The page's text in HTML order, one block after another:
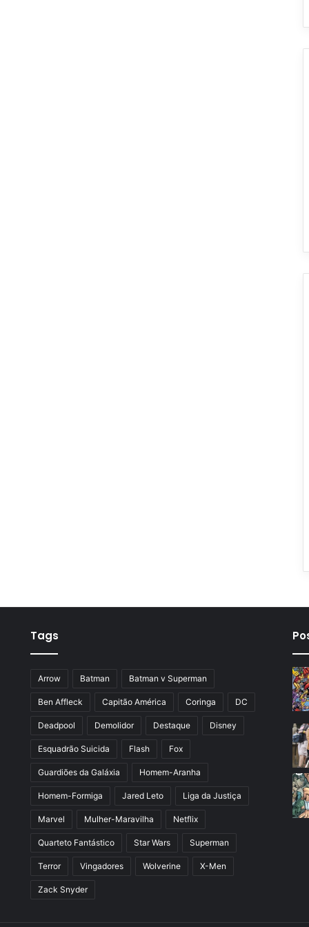
Tags
Arrow Batman Batman v Superman
Ben Affleck Capitão América Coringa DC
Deadpool Demolidor Destaque Disney
Esquadrão Suicida Flash Fox
Guardiões da Galáxia Homem-Aranha
Homem-Formiga Jared Leto Liga da Justiça
Marvel Mulher-Maravilha Netflix
Quarteto Fantástico Star Wars Superman
Terror Vingadores Wolverine X-Men
Zack Snyder